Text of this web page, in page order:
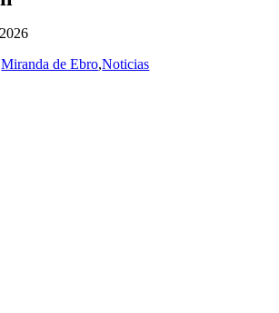
Miranda de Ebro,Noticias